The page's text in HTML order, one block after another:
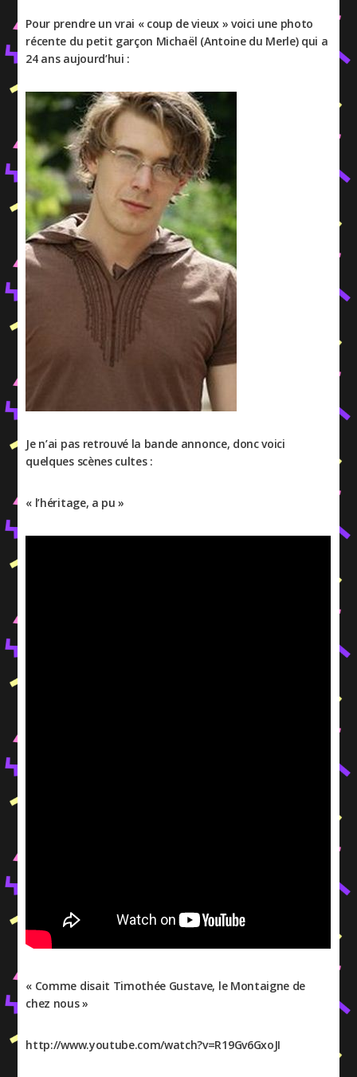
Pour prendre un vrai « coup de vieux » voici une photo
récente du petit garçon Michaël (Antoine du Merle) qui a
24 ans aujourd’hui :
Je n’ai pas retrouvé la bande annonce, donc voici
quelques scènes cultes :
« l’héritage, a pu »
« Comme disait Timothée Gustave, le Montaigne de
chez nous »
http://www.youtube.com/watch?v=R19Gv6GxoJI